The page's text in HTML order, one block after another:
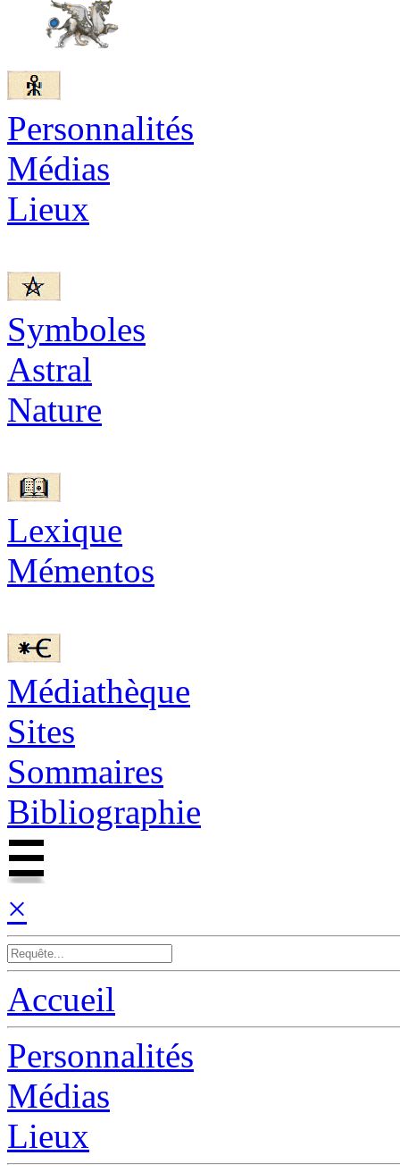
Personnalités
Médias
Lieux
Symboles
Astral
Nature
Lexique
Mémentos
Médiathèque
Sites
Sommaires
Bibliographie
×
Accueil
Personnalités
Médias
Lieux